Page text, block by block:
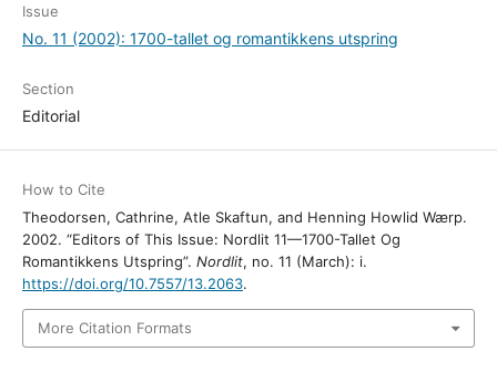
Issue
No. 11 (2002): 1700-tallet og romantikkens utspring
Section
Editorial
How to Cite
Theodorsen, Cathrine, Atle Skaftun, and Henning Howlid Wærp.
2002. “Editors of This Issue: Nordlit 11—1700-Tallet Og
Romantikkens Utspring”. Nordlit, no. 11 (March): i.
https://doi.org/10.7557/13.2063.
More Citation Formats